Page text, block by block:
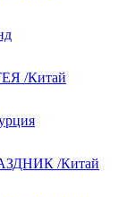
/Китай
/Китай